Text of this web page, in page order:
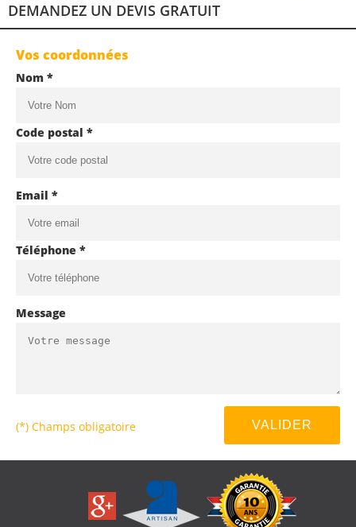
DEMANDEZ UN DEVIS GRATUIT
Vos coordonnées
Nom *
Code postal *
Email *
Téléphone *
Message
(*) Champs obligatoire